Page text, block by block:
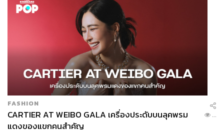
FASHION
CARTIER AT WEIBO GALA เครื่องประดับบนลุคพรม
แดงของแขกคนสำคัญ
...